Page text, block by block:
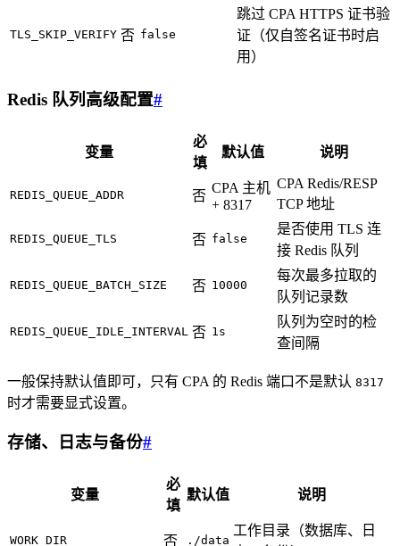
TLS_SKIP_VERIFY 否 false
跳过 CPA HTTPS 证书验
证（仅自签名证书时启
用）
Redis 队列高级配置#
变量
必
填
默认值 说明
REDIS_QUEUE_ADDR 否
CPA 主机
+ 8317
CPA Redis/RESP
TCP 地址
REDIS_QUEUE_TLS 否 false
是否使用 TLS 连
接 Redis 队列
REDIS_QUEUE_BATCH_SIZE 否 10000
每次最多拉取的
队列记录数
REDIS_QUEUE_IDLE_INTERVAL 否 1s
队列为空时的检
查间隔
一般保持默认值即可，只有 CPA 的 Redis 端口不是默认 8317
时才需要显式设置。
存储、日志与备份#
变量
必
填
默认值 说明
WORK_DIR 否 ./data
工作目录（数据库、日